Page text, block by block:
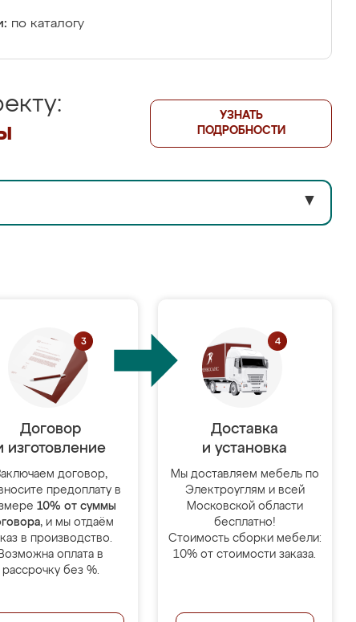
по каталогу
УЗНАТЬ
ПОДРОБНОСТИ
▼
Договор
изготовление
договор,
предоплату в
10% от суммы
, и мы отдаём
в производство.
Возможна оплата в
рассрочку без %.
Доставка
и установка
Мы доставляем мебель по
Электроуглям и всей
Московской области
бесплатно!
Стоимость сборки мебели:
10% от стоимости заказа.